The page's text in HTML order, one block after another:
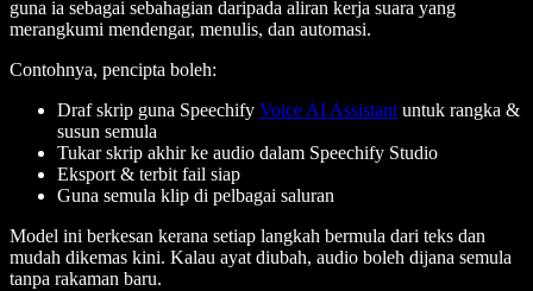
guna ia sebagai sebahagian daripada aliran kerja suara yang
merangkumi mendengar, menulis, dan automasi.
Contohnya, pencipta boleh:
Draf skrip guna Speechify Voice AI Assistant untuk rangka &
susun semula
Tukar skrip akhir ke audio dalam Speechify Studio
Eksport & terbit fail siap
Guna semula klip di pelbagai saluran
Model ini berkesan kerana setiap langkah bermula dari teks dan
mudah dikemas kini. Kalau ayat diubah, audio boleh dijana semula
tanpa rakaman baru.